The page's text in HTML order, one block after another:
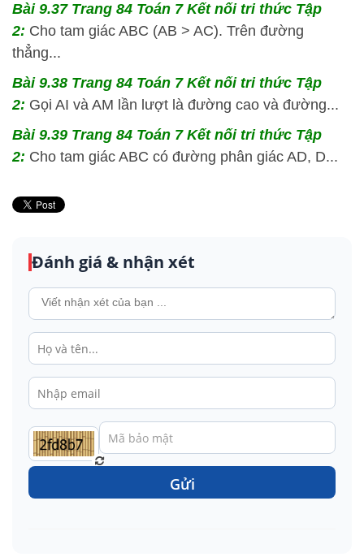
Bài 9.37 Trang 84 Toán 7 Kết nối tri thức Tập
2: Cho tam giác ABC (AB > AC). Trên đường
thẳng...
Bài 9.38 Trang 84 Toán 7 Kết nối tri thức Tập
2: Gọi AI và AM lần lượt là đường cao và đường...
Bài 9.39 Trang 84 Toán 7 Kết nối tri thức Tập
2: Cho tam giác ABC có đường phân giác AD, D...
Đánh giá & nhận xét
Gửi